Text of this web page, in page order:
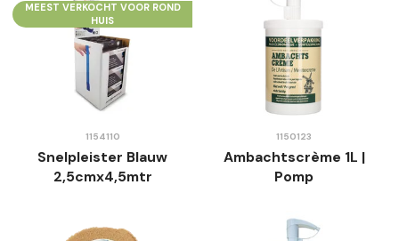
MEEST VERKOCHT VOOR ROND
HUIS
1154110
Snelpleister Blauw
2,5cmx4,5mtr
1150123
Ambachtscrème 1L |
Pomp